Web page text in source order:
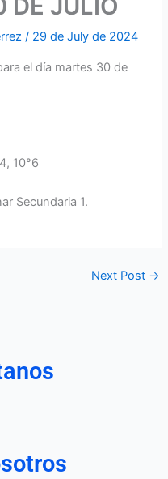
DE JULIO
/ 29 de July de 2024
el día martes 30 de
10°6
Secundaria 1.
Next Post →